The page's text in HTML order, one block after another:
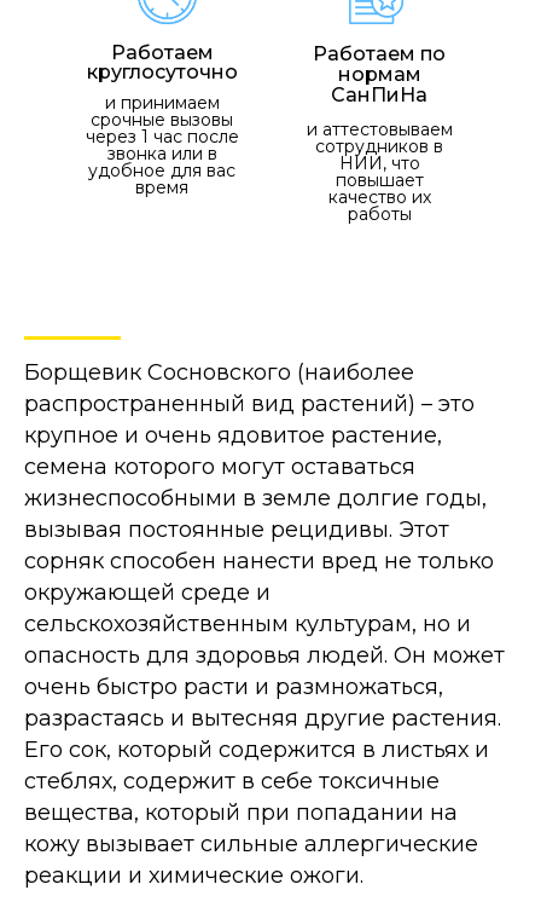
Работаем
круглосуточно
Работаем по
нормам
СанПиНа
и принимаем
срочные вызовы
через 1 час после
звонка или в
удобное для вас
время
и аттестовываем
сотрудников в
НИИ, что
повышает
качество их
работы
Борщевик Сосновского (наиболее
распространенный вид растений) – это
крупное и очень ядовитое растение,
семена которого могут оставаться
жизнеспособными в земле долгие годы,
вызывая постоянные рецидивы. Этот
сорняк способен нанести вред не только
окружающей среде и
сельскохозяйственным культурам, но и
опасность для здоровья людей. Он может
очень быстро расти и размножаться,
разрастаясь и вытесняя другие растения.
Его сок, который содержится в листьях и
стеблях, содержит в себе токсичные
вещества, который при попадании на
кожу вызывает сильные аллергические
реакции и химические ожоги.